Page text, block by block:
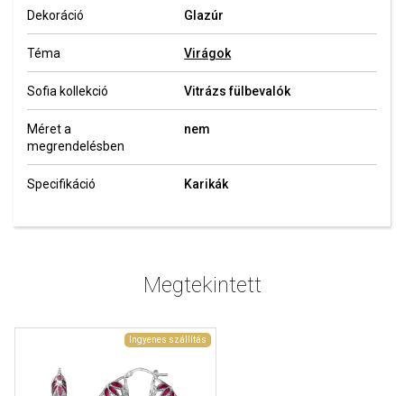
Dekoráció Glazúr
Téma Virágok
Sofia kollekció Vitrázs fülbevalók
Méret a
megrendelésben
nem
Specifikáció Karikák
Megtekintett
Ingyenes szállítás